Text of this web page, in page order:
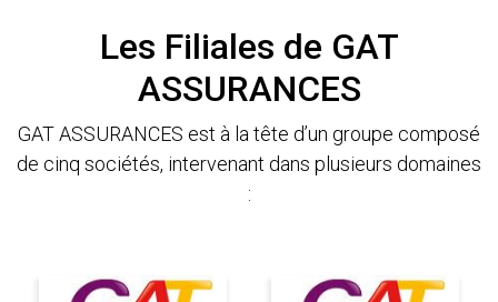
Les Filiales de GAT
ASSURANCES
GAT ASSURANCES est à la tête d’un groupe composé
de cinq sociétés, intervenant dans plusieurs domaines
: